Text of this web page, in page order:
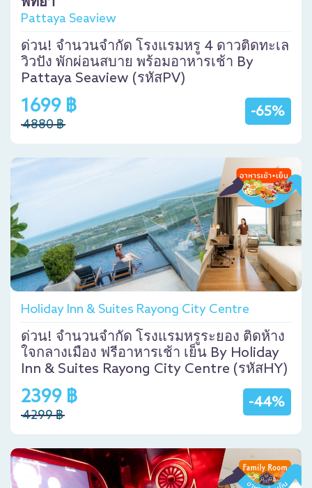
Pattaya Seaview
ด่วน! จำนวนจำกัด โรงแรมหรู 4 ดาวติดทะเล
วิวปัง พักผ่อนสบาย พร้อมอาหารเช้า By
Pattaya Seaview (รหัสPV)
-65%
1699 ฿
4880 ฿
Holiday Inn & Suites Rayong City Centre
ด่วน! จำนวนจำกัด โรงแรมหรูระยอง ติดห้าง
ใจกลางเมือง ฟรีอาหารเช้า เย็น By Holiday
Inn & Suites Rayong City Centre (รหัสHY)
-44%
2399 ฿
4299 ฿